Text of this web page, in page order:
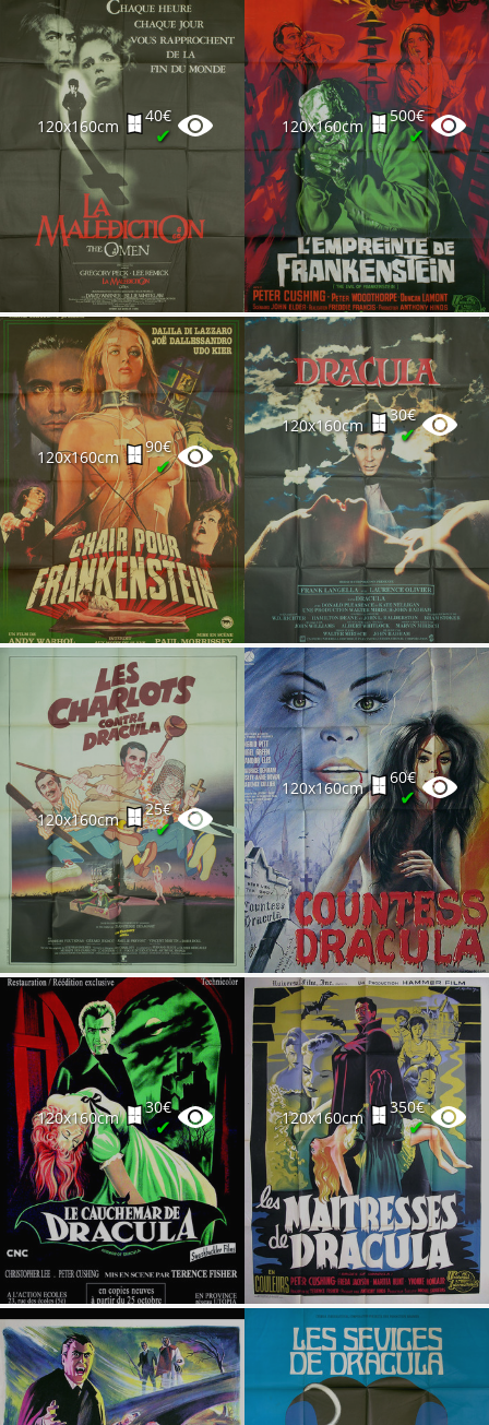
120x160cm
40€
✔ 120x160cm
500€
✔
120x160cm
90€
✔
120x160cm
30€
✔
120x160cm
25€
✔
120x160cm
60€
✔
120x160cm
30€
✔ 120x160cm
350€
✔